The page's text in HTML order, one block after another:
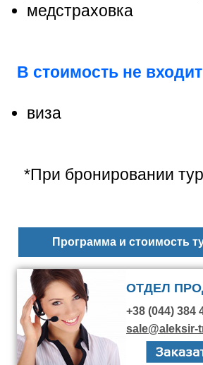
медстраховка
В стоимость не
виза
*При бронировании
Программа и стоимость
ОТДЕЛ
+38 (044) 384
sale@aleksir-